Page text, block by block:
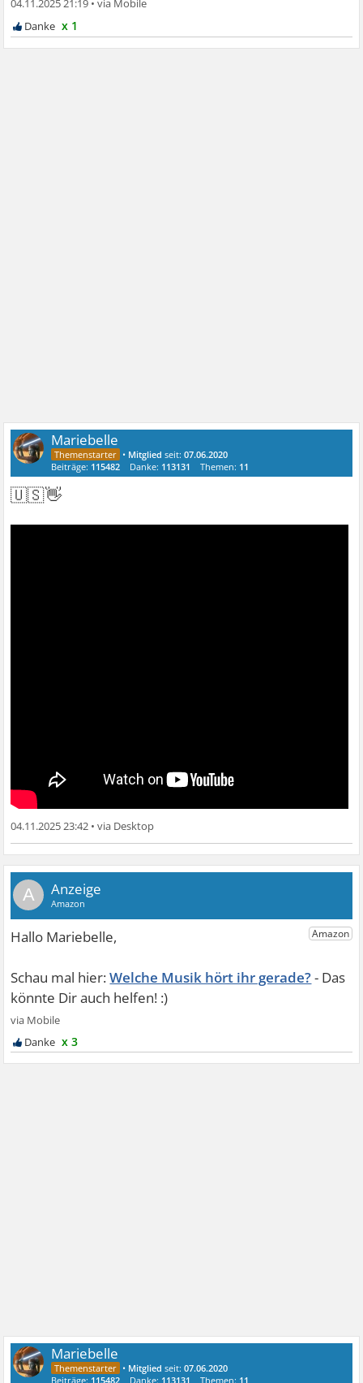
04.11.2025 21:19 •
x 1
Mariebelle
• Mitglied seit:07.06.2020
Beiträge: 115482 Danke: 113131 Themen: 11
🇺🇸👋
04.11.2025 23:42 •
A
Welche Musik hört ihr gerade?
x 3
Mariebelle
• Mitglied seit:07.06.2020
Beiträge: 115482 Danke: 113131 Themen: 11